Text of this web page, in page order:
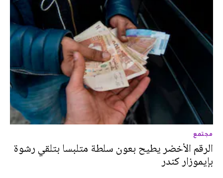
مجتمع
الرقم الأخضر يطيح بعون سلطة متلبسا بتلقي رشوة
بإيموزار كندر